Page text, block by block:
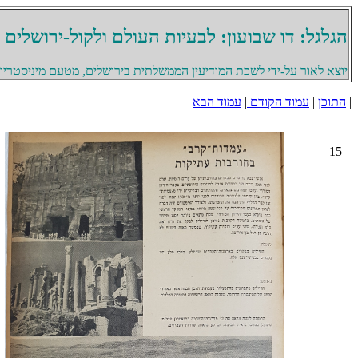
הגלגל: דו שבועון: לבעיות העולם ולקול-ירושלים
יוצא לאור על-ידי לשכת המודיעין הממשלתית בירושלים, מטעם
| התוכן | עמוד הקודם | עמוד הבא
15